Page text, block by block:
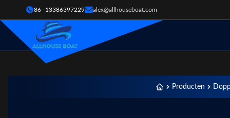
86--13386397229 alex@allhouseboat.com
Producten